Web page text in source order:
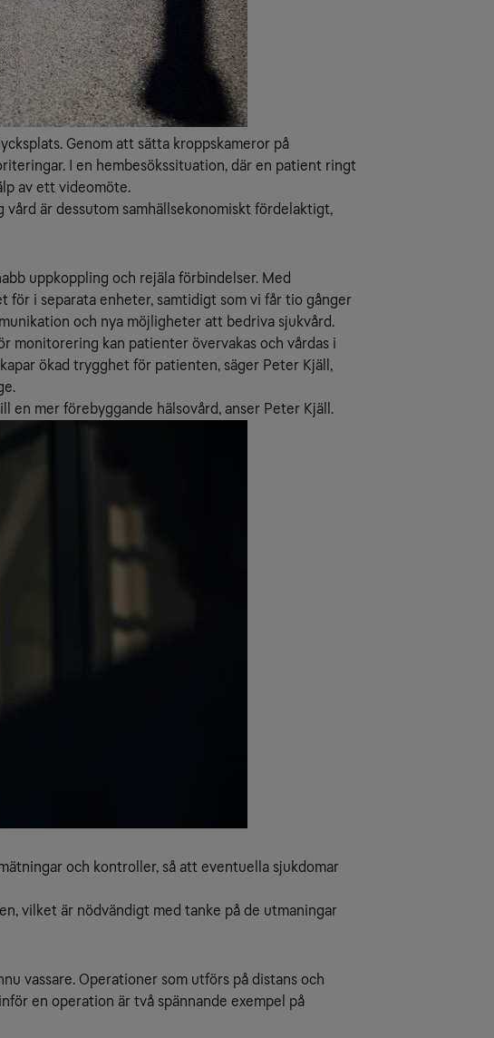
Genom att sätta kroppskameror på
I en hembesökssituation, där en patient ringt
av ett videomöte.
är dessutom samhällsekonomiskt fördelaktigt,
uppkoppling och rejäla förbindelser. Med
för i separata enheter, samtidigt som vi får tio gånger
och nya möjligheter att bedriva sjukvård.
monitorering kan patienter övervakas och vårdas i
ökad trygghet för patienten, säger Peter Kjäll,
mer förebyggande hälsovård, anser Peter Kjäll.
och kontroller, så att eventuella sjukdomar
vilket är nödvändigt med tanke på de utmaningar
vassare. Operationer som utförs på distans och
en operation är två spännande exempel på